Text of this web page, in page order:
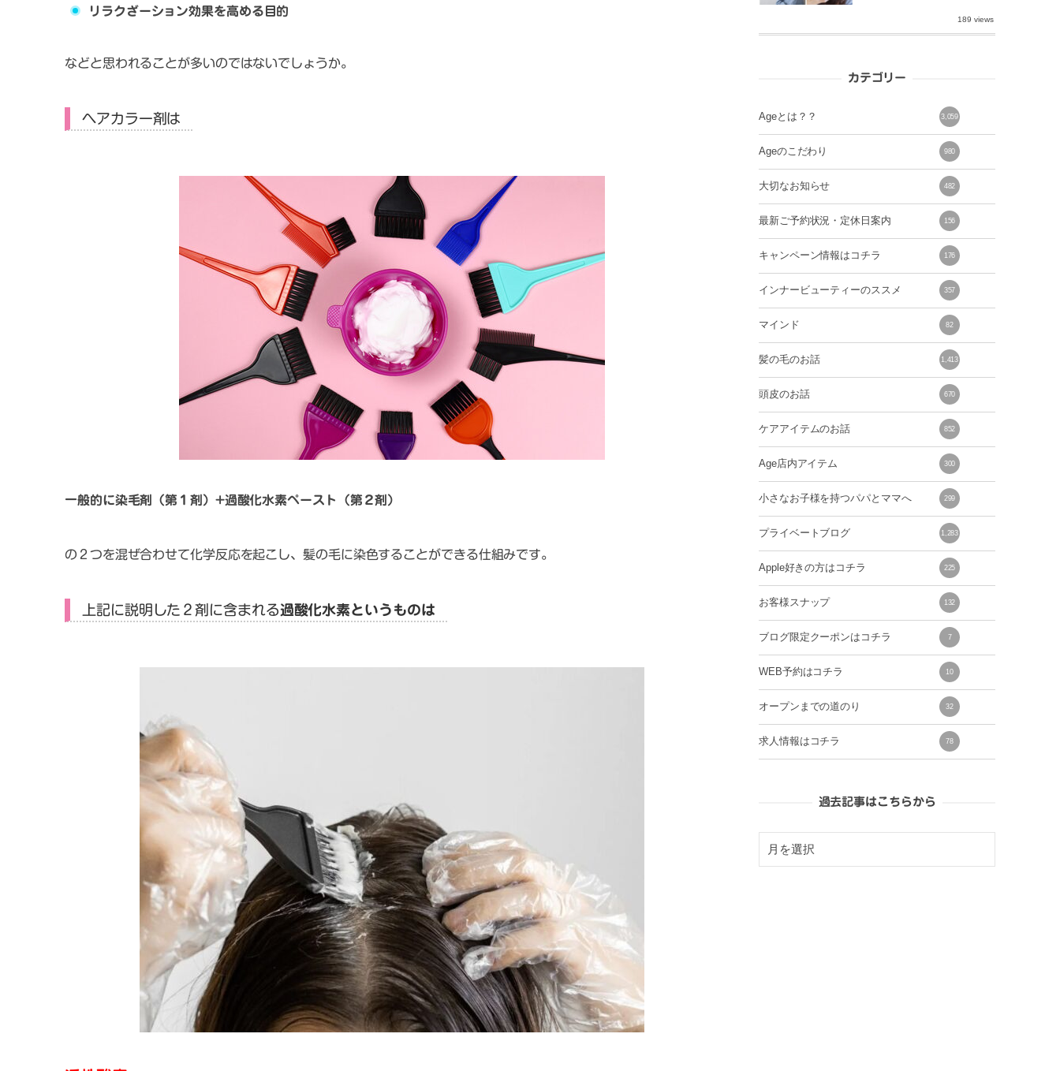
リラクざーション効果を高める目的
などと思われることが多いのではないでしょうか。
ヘアカラー剤は
一般的に染毛剤（第１剤）+過酸化水素ペースト（第２剤）
の２つを混ぜ合わせて化学反応を起こし、髪の毛に染色することができる仕組みです。
上記に説明した２剤に含まれる過酸化水素というものは
189 views
カテゴリー
Ageとは？？ 3,059
Ageのこだわり 980
大切なお知らせ 482
最新ご予約状況・定休日案内 156
キャンペーン情報はコチラ 176
インナービューティーのススメ 357
マインド 82
髪の毛のお話 1,413
頭皮のお話 670
ケアアイテムのお話 852
Age店内アイテム 300
小さなお子様を持つパパとママへ 299
プライベートブログ 1,283
Apple好きの方はコチラ 225
お客様スナップ 132
ブログ限定クーポンはコチラ 7
WEB予約はコチラ 10
オープンまでの道のり 32
求人情報はコチラ 78
過去記事はこちらから